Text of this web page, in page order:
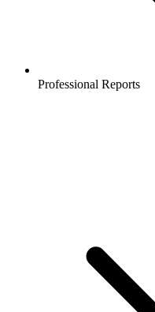
Professional Reports